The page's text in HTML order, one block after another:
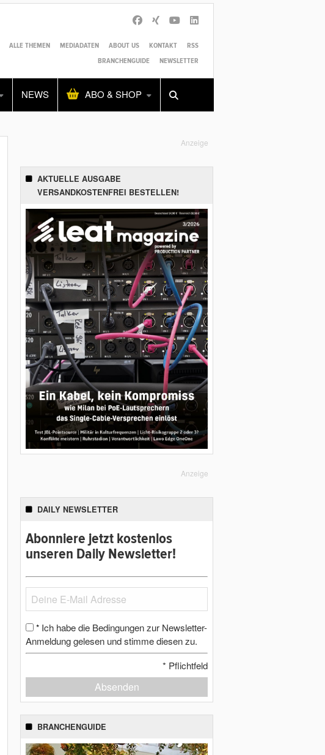
ALLE THEMEN MEDIADATEN ABOUT US KONTAKT
RSS
BRANCHENGUIDE
NEWSLETTER
NEWS ABO & SHOP
Alles Shop SUCHEN
Anzeige
AKTUELLE AUSGABE
VERSANDKOSTENFREI BESTELLEN!
Anzeige
DAILY NEWSLETTER
Abonniere jetzt kostenlos
unseren Daily Newsletter!
* Ich habe die Bedingungen zur Newsletter-
Anmeldung gelesen und stimme diesen zu.
* Pflichtfeld
Absenden
BRANCHENGUIDE